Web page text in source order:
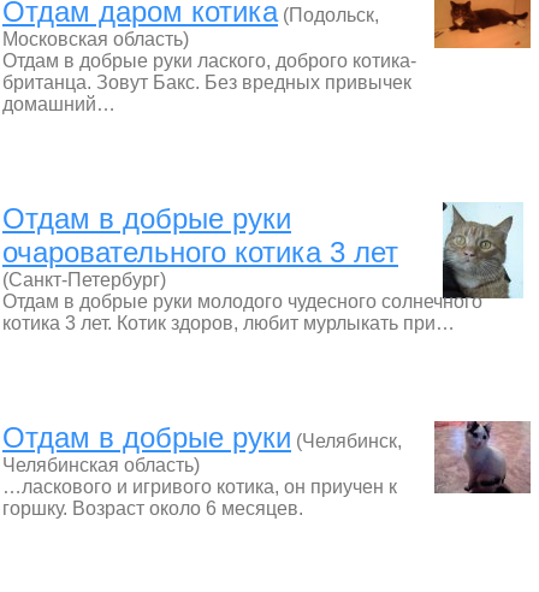
Отдам даром котика(Подольск,
Московская область)
Отдам в добрые руки лаского, доброго котика-
британца. Зовут Бакс. Без вредных привычек
домашний…
Отдам в добрые руки
очаровательного котика 3 лет
(Санкт-Петербург)
Отдам в добрые руки молодого чудесного солнечного
котика 3 лет. Котик здоров, любит мурлыкать при…
Отдам в добрые руки (Челябинск,
Челябинская область)
…ласкового и игривого котика, он приучен к
горшку. Возраст около 6 месяцев.